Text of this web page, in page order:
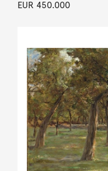
EUR 450.000